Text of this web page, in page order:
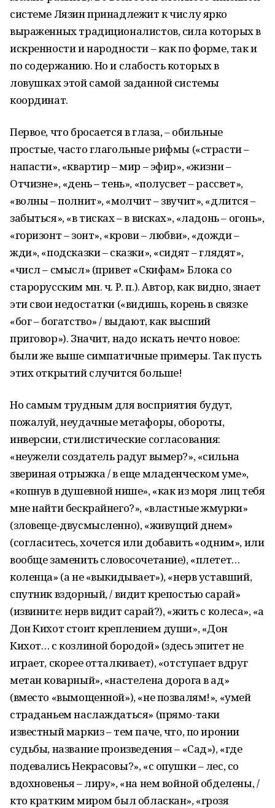
системе Лязин принадлежит к числу ярко
выраженных традиционалистов, сила которых в
искренности и народности – как по форме, так и
по содержанию. Но и слабость которых в
ловушках этой самой заданной системы
координат.
Первое, что бросается в глаза, – обильные
простые, часто глагольные рифмы («страсти –
напасти», «квартир – мир – эфир», «жизни –
Отчизне», «день – тень», «полусвет – рассвет»,
«волны – полнит», «молчит – звучит», «длится –
забыться», «в тисках – в висках», «ладонь – огонь»,
«горизонт – зонт», «крови – любви», «дожди –
жди», «подсказки – сказки», «сидят – глядят»,
«числ – смысл» (привет «Скифам» Блока со
старорусским мн. ч. Р. п.). Автор, как видно, знает
эти свои недостатки («видишь, корень в связке
«бог – богатство» / выдают, как высший
приговор»). Значит, надо искать нечто новое:
были же выше симпатичные примеры. Так пусть
этих открытий случится больше!
Но самым трудным для восприятия будут,
пожалуй, неудачные метафоры, обороты,
инверсии, стилистические согласования:
«неужели создатель радуг вымер?», «сильна
звериная отрыжка / в еще младенческом уме»,
«копнув в душевной нише», «как из моря лиц тебя
мне найти бескрайнего?», «властные жмурки»
(зловеще-двусмысленно), «живущий днем»
(согласитесь, хочется или добавить «одним», или
вообще заменить словосочетание), «плетет…
коленца» (а не «выкидывает»), «нерв уставший,
спутник вздорный, / видит крепостью сарай»
(извините: нерв видит сарай?), «жить с колеса», «а
Дон Кихот стоит креплением души», «Дон
Кихот… с козлиной бородой» (здесь эпитет не
играет, скорее отталкивает), «отступает вдруг
метан коварный», «настелена дорога в ад»
(вместо «вымощенной»), «не позвалям!», «умей
страданьем наслаждаться» (прямо-таки
известный маркиз – тем паче, что, по иронии
судьбы, название произведения – «Сад»), «где
подевались Некрасовы?», «с опушки – лес, со
вдохновенья – лиру», «на нем войной обделены, /
кто кратким миром был обласкан», «грозя